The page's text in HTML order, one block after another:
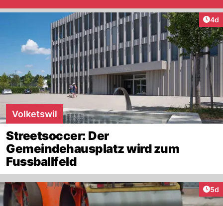
4d
Volketswil
Streetsoccer: Der
Gemeindehausplatz wird zum
Fussballfeld
5d